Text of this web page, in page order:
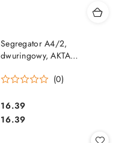
Segregator A4/2,
dwuringowy, AKTA
030/03
(0)
Cena:
16.39
Cena:
16.39